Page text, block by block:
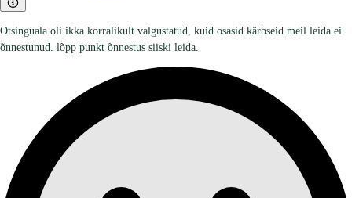
Otsinguala oli ikka korralikult valgustatud, kuid osasid kärbseid meil leida ei
õnnestunud. lõpp punkt õnnestus siiski leida.